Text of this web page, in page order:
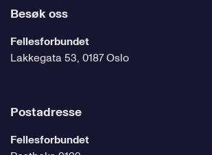
Besøk oss
Fellesforbundet
Lakkegata 53, 0187 Oslo
Postadresse
Fellesforbundet